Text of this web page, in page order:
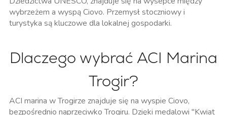
wybrzeżem a wyspą Ciovo. Przemysł stoczniowy i
turystyka są kluczowe dla lokalnej gospodarki.
Dlaczego wybrać ACI Marina
Trogir?
ACI marina w Trogirze znajduje się na wyspie Ciovo,
bezpośrednio naprzeciwko Trogiru. Dzięki medalowi "Kwiat